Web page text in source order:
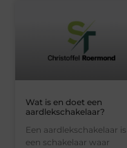
Wat is en doet een
aardlekschakelaar?
Een aardlekschakelaar is
een schakelaar waar